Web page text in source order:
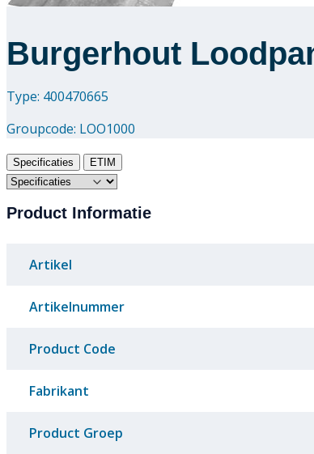
Burgerhout
Type: 400470665
Groupcode: LOO1000
Specificaties ETIM
Product Informatie
Artikel
Artikelnummer
Product Code
Fabrikant
Product Groep